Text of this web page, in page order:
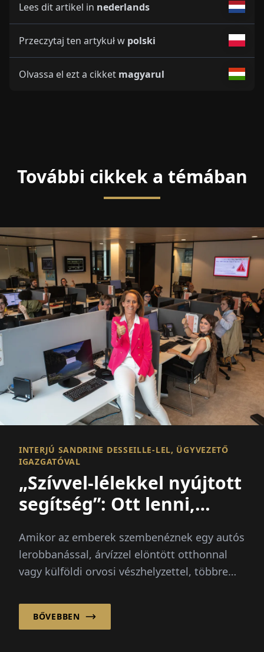
Lees dit artikel in nederlands
Przeczytaj ten artykuł w polski
Olvassa el ezt a cikket magyarul
További cikkek a témában
INTERJÚ SANDRINE DESSEILLE-LEL, ÜGYVEZETŐ
IGAZGATÓVAL
„Szívvel-lélekkel nyújtott
segítség”: Ott lenni,
szükség van rá
Amikor az emberek szembenéznek egy autós
lerobbanással, árvízzel elöntött otthonnal
vagy külföldi orvosi vészhelyzettel, többre
biztosítékra, útmutatásra és megbízható
támogatásra van szükségük.
BŐVEBBEN